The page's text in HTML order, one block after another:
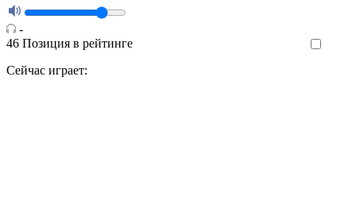
-
46 Позиция в рейтинге
Сейчас играет: